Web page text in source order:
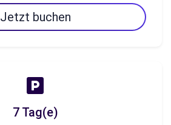
Jetzt buchen
7 Tag(e)